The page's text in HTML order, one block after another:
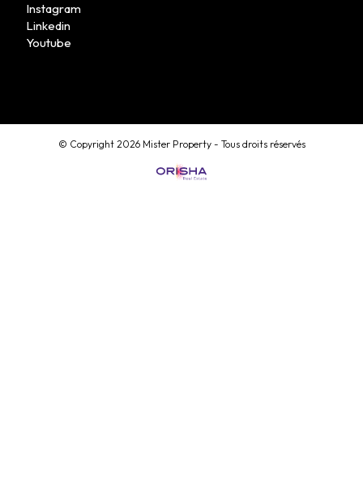
Instagram
Linkedin
Youtube
© Copyright 2026 Mister Property - Tous droits réservés